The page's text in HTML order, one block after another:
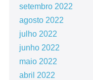
setembro 2022
agosto 2022
julho 2022
junho 2022
maio 2022
abril 2022